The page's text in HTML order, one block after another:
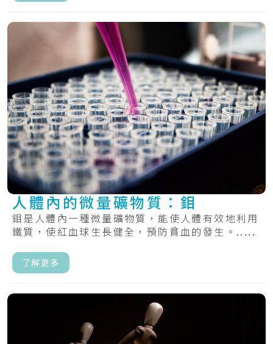
人體內的微量礦物質：鉬
鉬是人體內一種微量礦物質，能使人體有效地利用
鐵質，使紅血球生長健全，預防貧血的發生。.....
了解更多